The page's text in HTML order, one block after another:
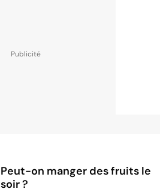
Peut-on manger des fruits le
soir ?